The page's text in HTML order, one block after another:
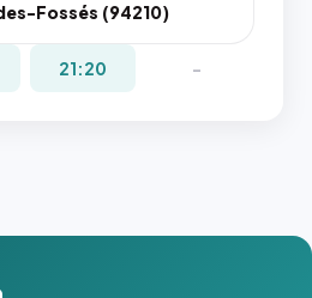
Fossés (94210)
21:20 -